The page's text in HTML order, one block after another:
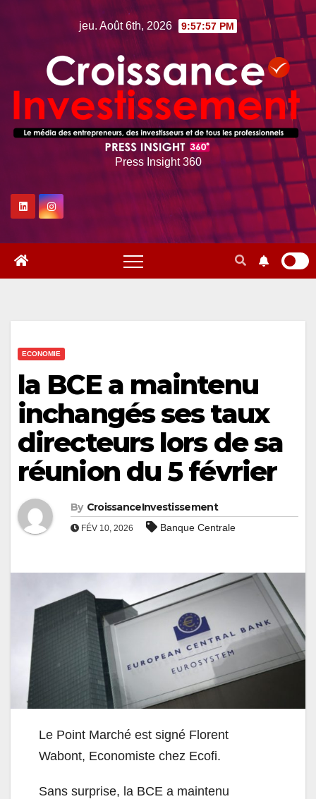
jeu. Août 6th, 2026 9:57:59 PM
Press Insight 360
ECONOMIE
la BCE a maintenu
inchangés ses taux
directeurs lors de sa
réunion du 5 février
By CroissanceInvestissement
FÉV 10, 2026 Banque Centrale
Le Point Marché est signé Florent
Wabont, Economiste chez Ecofi.
Sans surprise, la BCE a maintenu